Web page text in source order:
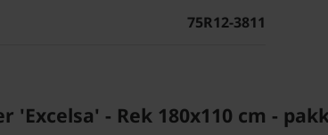
75R12-3811
'Excelsa' - Rek 180x110 cm -